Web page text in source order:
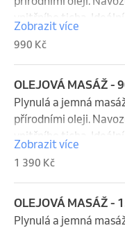
vnitřního ticha.
a návrat k sobě.
Zobrazit více
990 Kč
OLEJOVÁ MASÁŽ -
Plynulá a jemná
přírodními oleji.
vnitřního ticha.
a návrat k sobě.
Zobrazit více
1 390 Kč
OLEJOVÁ MASÁŽ -
Plynulá a jemná